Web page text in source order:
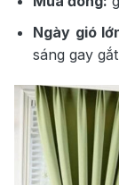
Ngày gió
sáng gay